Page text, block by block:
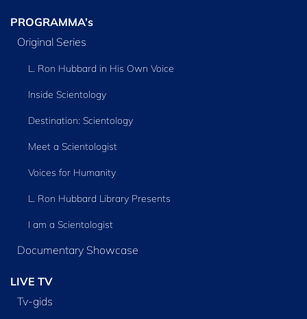
PROGRAMMA’s
Original Series
L. Ron Hubbard in His Own Voice
Inside Scientology
Destination: Scientology
Meet a Scientologist
Voices for Humanity
L. Ron Hubbard Library Presents
I am a Scientologist
Documentary Showcase
LIVE TV
Tv‑gids